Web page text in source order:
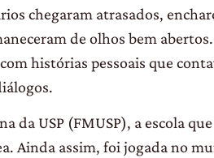
chegaram atrasados,
de olhos bem
histórias pessoais que
da USP (FMUSP), a escola
Ainda assim, foi jogada no